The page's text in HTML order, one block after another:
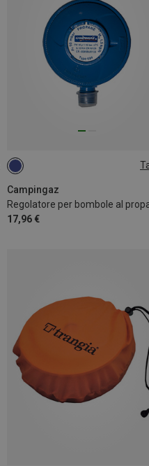
Campingaz
17,96 €
ONE SIZE